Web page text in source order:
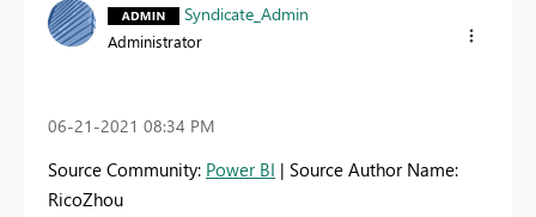
Syndicate_Admin
Administrator
‎06-21-2021 08:34 PM
Source Community: Power BI | Source Author Name:
RicoZhou